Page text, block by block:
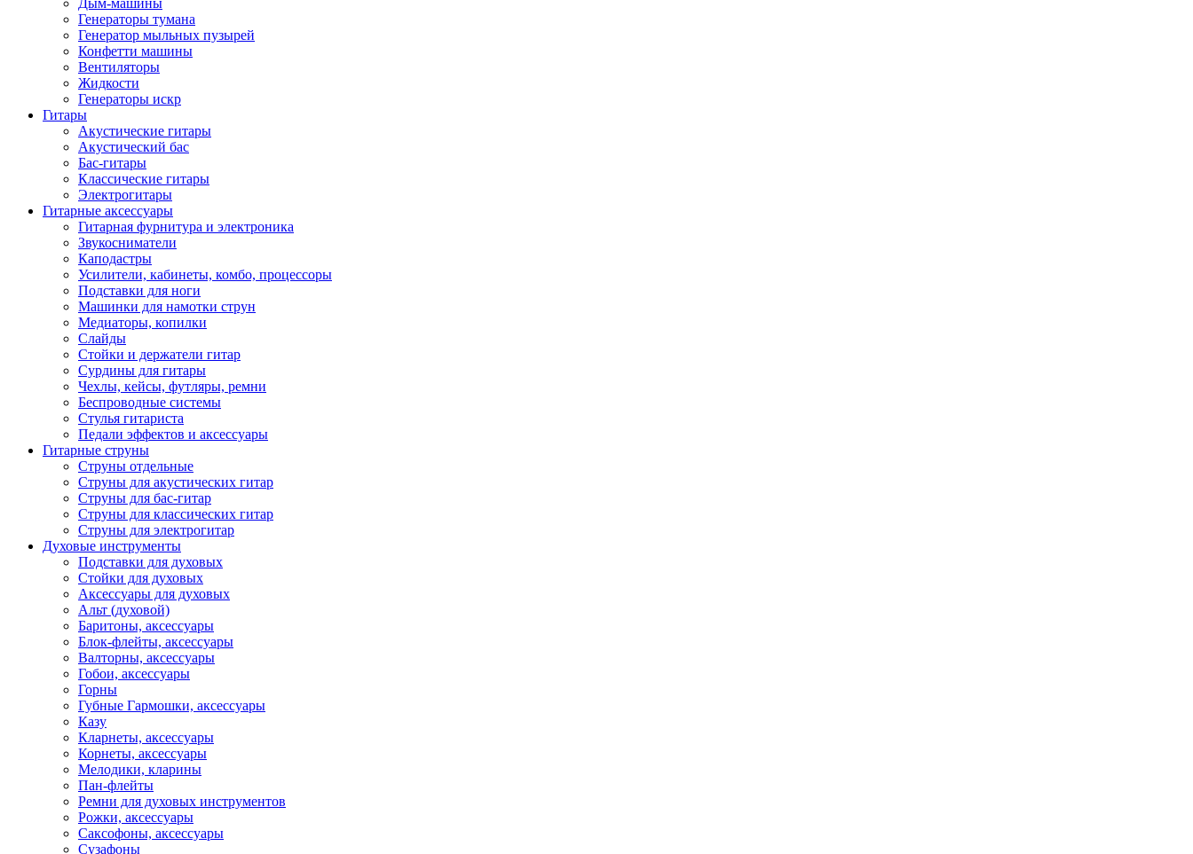
Дым-машины
Генераторы тумана
Генератор мыльных пузырей
Конфетти машины
Вентиляторы
Жидкости
Генераторы искр
Гитары
Акустические гитары
Акустический бас
Бас-гитары
Классические гитары
Электрогитары
Гитарные аксессуары
Гитарная фурнитура и электроника
Звукосниматели
Каподастры
Усилители, кабинеты, комбо, процессоры
Подставки для ноги
Машинки для намотки струн
Медиаторы, копилки
Слайды
Стойки и держатели гитар
Сурдины для гитары
Чехлы, кейсы, футляры, ремни
Беспроводные системы
Стулья гитариста
Педали эффектов и аксессуары
Гитарные струны
Струны отдельные
Струны для акустических гитар
Струны для бас-гитар
Струны для классических гитар
Струны для электрогитар
Духовые инструменты
Подставки для духовых
Стойки для духовых
Аксессуары для духовых
Альт (духовой)
Баритоны, аксессуары
Блок-флейты, аксессуары
Валторны, аксессуары
Гобои, аксессуары
Горны
Губные Гармошки, аксессуары
Казу
Кларнеты, аксессуары
Корнеты, аксессуары
Мелодики, кларины
Пан-флейты
Ремни для духовых инструментов
Рожки, аксессуары
Саксофоны, аксессуары
Сузафоны